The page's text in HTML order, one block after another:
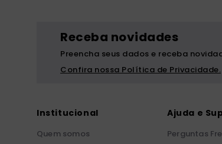
Receba novidades
Preencha seus dados e receba
Confira nossa Política de Privacidade.
Institucional
Quem somos
Ajuda e
Perguntas